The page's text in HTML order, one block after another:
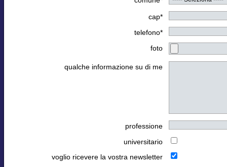
cap*
telefono*
foto
qualche informazione su di me
professione
universitario
voglio ricevere la vostra newsletter